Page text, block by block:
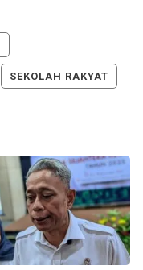
SEKOLAH RAKYAT